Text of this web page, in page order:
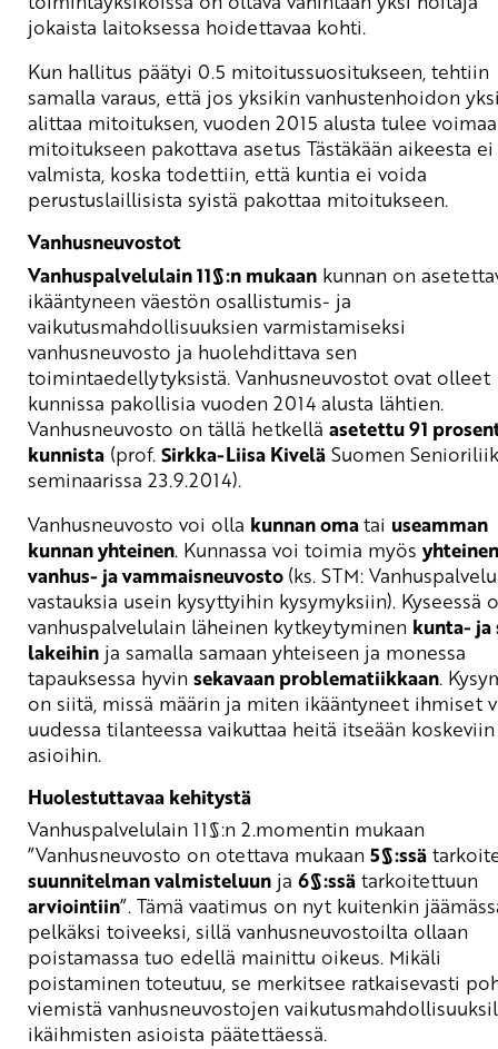
jokaista laitoksessa hoidettavaa kohti.
Kun hallitus päätyi 0.5 mitoitussuositukseen, tehtiin
samalla varaus, että jos yksikin vanhustenhoidon
alittaa mitoituksen, vuoden 2015 alusta tulee
mitoitukseen pakottava asetus Tästäkään aikeesta
valmista, koska todettiin, että kuntia ei voida
perustuslaillisista syistä pakottaa mitoitukseen.
Vanhusneuvostot
Vanhuspalvelulain 11§:n mukaan kunnan on
ikääntyneen väestön osallistumis- ja
vaikutusmahdollisuuksien varmistamiseksi
vanhusneuvosto ja huolehdittava sen
toimintaedellytyksistä. Vanhusneuvostot ovat olleet
kunnissa pakollisia vuoden 2014 alusta lähtien.
Vanhusneuvosto on tällä hetkellä asetettu 91
kunnista (prof. Sirkka-Liisa Kivelä Suomen
seminaarissa 23.9.2014).
Vanhusneuvosto voi olla kunnan omatai useamman
kunnan yhteinen. Kunnassa voi toimia myös yhteinen
vanhus- ja vammaisneuvosto (ks. STM:
vastauksia usein kysyttyihin kysymyksiin). Kyseessä
vanhuspalvelulain läheinen kytkeytyminen kunta- ja
lakeihin ja samalla samaan yhteiseen ja monessa
tapauksessa hyvin sekavaan problematiikkaan.
on siitä, missä määrin ja miten ikääntyneet ihmiset
uudessa tilanteessa vaikuttaa heitä itseään koskeviin
asioihin.
Huolestuttavaa kehitystä
Vanhuspalvelulain 11§:n 2.momentin mukaan
”Vanhusneuvosto on otettava mukaan 5§:ssä
suunnitelman valmisteluun ja 6§:ssä tarkoitettuun
arviointiin”. Tämä vaatimus on nyt kuitenkin
pelkäksi toiveeksi, sillä vanhusneuvostoilta ollaan
poistamassa tuo edellä mainittu oikeus. Mikäli
poistaminen toteutuu, se merkitsee ratkaisevasti
viemistä vanhusneuvostojen
ikäihmisten asioista päätettäessä.